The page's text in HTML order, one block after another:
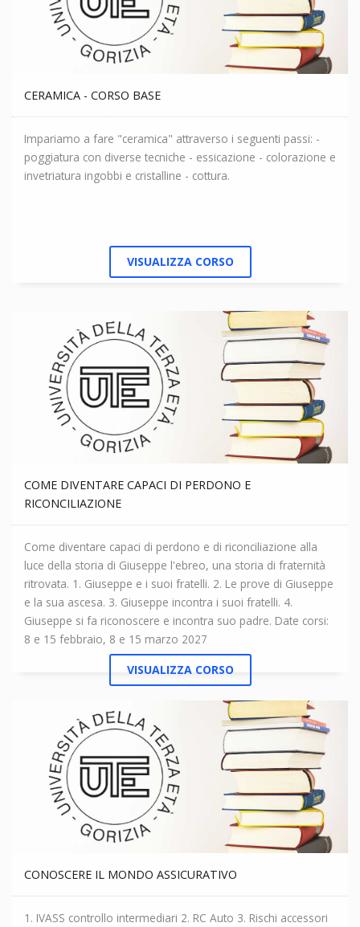
CERAMICA - CORSO BASE
Impariamo a fare "ceramica" attraverso i seguenti passi: -
poggiatura con diverse tecniche - essicazione - colorazione e
invetriatura ingobbi e cristalline - cottura.
VISUALIZZA CORSO
COME DIVENTARE CAPACI DI PERDONO E
RICONCILIAZIONE
Come diventare capaci di perdono e di riconciliazione alla
luce della storia di Giuseppe l'ebreo, una storia di fraternità
ritrovata. 1. Giuseppe e i suoi fratelli. 2. Le prove di Giuseppe
e la sua ascesa. 3. Giuseppe incontra i suoi fratelli. 4.
Giuseppe si fa riconoscere e incontra suo padre. Date corsi:
8 e 15 febbraio, 8 e 15 marzo 2027
VISUALIZZA CORSO
CONOSCERE IL MONDO ASSICURATIVO
1. IVASS controllo intermediari 2. RC Auto 3. Rischi accessori